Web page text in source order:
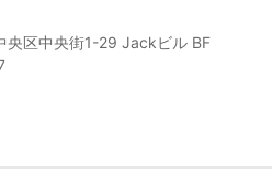
区中央街1-29 Jackビル BF